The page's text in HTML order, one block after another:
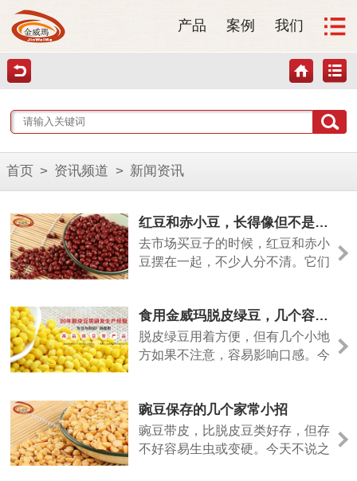
产品 案例 我们
首页 > 资讯频道 > 新闻资讯
红豆和赤小豆，长得像但不是一回事
去市场买豆子的时候，红豆和赤小
豆摆在一起，不少人分不清。它们
食用金威玛脱皮绿豆，几个容易忽略的小细节
脱皮绿豆用着方便，但有几个小地
方如果不注意，容易影响口感。今
豌豆保存的几个家常小招
豌豆带皮，比脱皮豆类好存，但存
不好容易生虫或变硬。今天不说之